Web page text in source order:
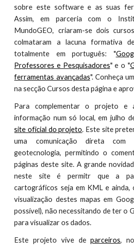
sobre este software e as suas
Assim, em parceria com o
MundoGEO, criaram-se dois
colmataram a lacuna formativa
totalmente em português: "
Professores e Pesquisadores" e o "
ferramentas avançadas". Conheça
na secção Cursos desta página e
Para complementar o projeto e
informação num só local, em julho
site oficial do projeto. Este site
uma comunicação direta
geotecnologia, permitindo o
páginas deste site. A grande
neste site é permitr que a
cartográficos seja em KML e ainda,
visualização destes mapas em
possível), não necessitando de ter o
para visualizar os dados.
Este projeto vive de parceiros,